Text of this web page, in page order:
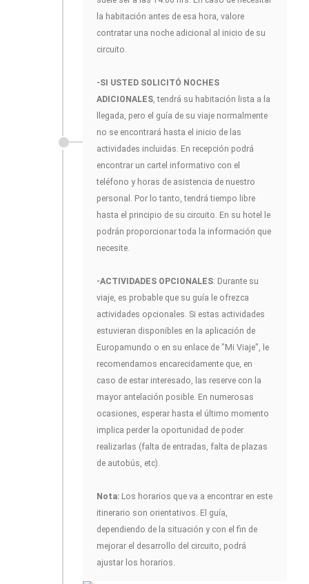
la habitación antes de esa hora, valore
contratar una noche adicional al inicio de su
circuito.
-SI USTED SOLICITÓ NOCHES
ADICIONALES, tendrá su habitación lista a la
llegada, pero el guía de su viaje normalmente
no se encontrará hasta el inicio de las
actividades incluidas. En recepción podrá
encontrar un cartel informativo con el
teléfono y horas de asistencia de nuestro
personal. Por lo tanto, tendrá tiempo libre
hasta el principio de su circuito. En su hotel le
podrán proporcionar toda la información que
necesite.
-ACTIVIDADES OPCIONALES: Durante su
viaje, es probable que su guía le ofrezca
actividades opcionales. Si estas actividades
estuvieran disponibles en la aplicación de
Europamundo o en su enlace de "Mi Viaje", le
recomendamos encarecidamente que, en
caso de estar interesado, las reserve con la
mayor antelación posible. En numerosas
ocasiones, esperar hasta el último momento
implica perder la oportunidad de poder
realizarlas (falta de entradas, falta de plazas
de autobús, etc).
Nota: Los horarios que va a encontrar en este
itinerario son orientativos. El guía,
dependiendo de la situación y con el fin de
mejorar el desarrollo del circuito, podrá
ajustar los horarios.